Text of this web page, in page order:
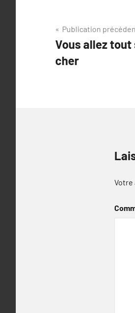
Navigation
de
l’article
Publication
Vous allez
cher
Votre